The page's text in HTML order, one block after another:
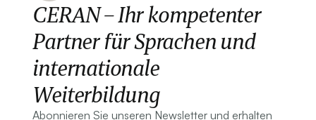
CERAN – Ihr kompetenter
Partner für Sprachen und
internationale
Weiterbildung
Abonnieren Sie unseren Newsletter und erhalten